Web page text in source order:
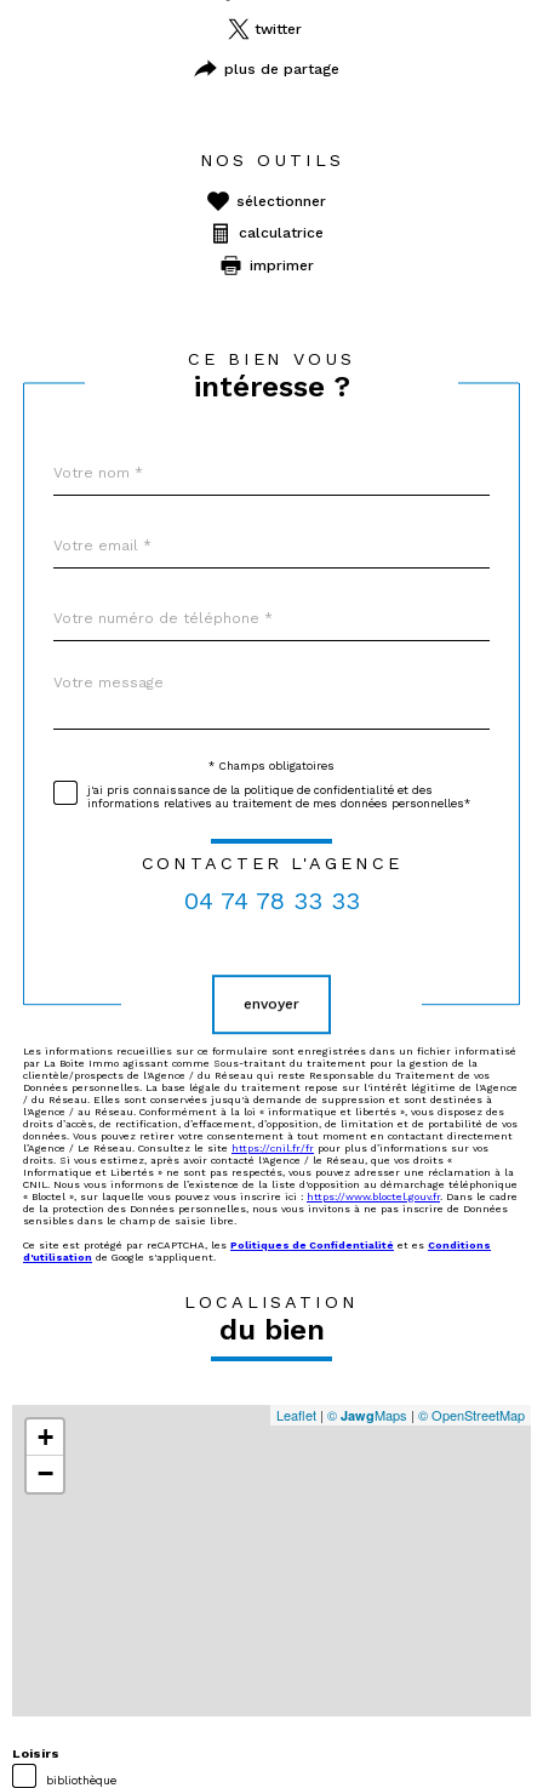
twitter
plus de partage
NOS OUTILS
sélectionner
calculatrice
imprimer
CE BIEN VOUS
intéresse ?
*
*
*
Fieldset
Message
*
* Champs obligatoires
j'ai pris connaissance de la politique de confidentialité et des
informations relatives au traitement de mes données personnelles*
CONTACTER L'AGENCE
04 74 78 33 33
envoyer
Les informations recueillies sur ce formulaire sont enregistrées dans un fichier informatisé
par La Boite Immo agissant comme Sous-traitant du traitement pour la gestion de la
clientèle/prospects de l'Agence / du Réseau qui reste Responsable du Traitement de vos
Données personnelles. La base légale du traitement repose sur l'intérêt légitime de l'Agence
/ du Réseau. Elles sont conservées jusqu'à demande de suppression et sont destinées à
l'Agence / au Réseau. Conformément à la loi « informatique et libertés », vous disposez des
droits d’accès, de rectification, d’effacement, d’opposition, de limitation et de portabilité de vos
données. Vous pouvez retirer votre consentement à tout moment en contactant directement
l’Agence / Le Réseau. Consultez le site https://cnil.fr/fr pour plus d’informations sur vos
droits. Si vous estimez, après avoir contacté l'Agence / le Réseau, que vos droits «
Informatique et Libertés » ne sont pas respectés, vous pouvez adresser une réclamation à la
CNIL. Nous vous informons de l’existence de la liste d'opposition au démarchage téléphonique
« Bloctel », sur laquelle vous pouvez vous inscrire ici : https://www.bloctel.gouv.fr. Dans le cadre
de la protection des Données personnelles, nous vous invitons à ne pas inscrire de Données
sensibles dans le champ de saisie libre.
Ce site est protégé par reCAPTCHA, les Politiques de Confidentialité et es Conditions
d'utilisation de Google s'appliquent.
LOCALISATION
du bien
+
−
Leaflet | © JawgMaps | © OpenStreetMap
Loisirs
bibliothèque